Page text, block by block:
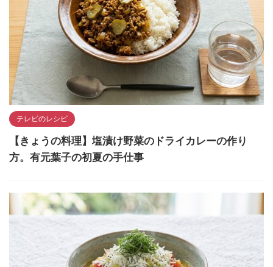
テレビのレシピ
【きょうの料理】塩漬け野菜のドライカレーの作り
方。有元葉子の初夏の手仕事